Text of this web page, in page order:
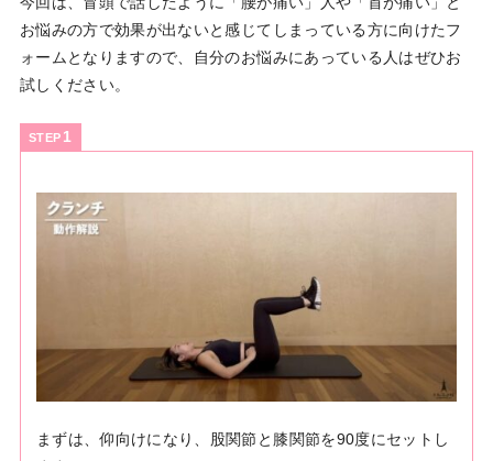
お悩みの方で効果が出ないと感じてしまっている方に向けたフ
ォームとなりますので、自分のお悩みにあっている人はぜひお
試しください。
STEP
まずは、仰向けになり、股関節と膝関節を90度にセットし